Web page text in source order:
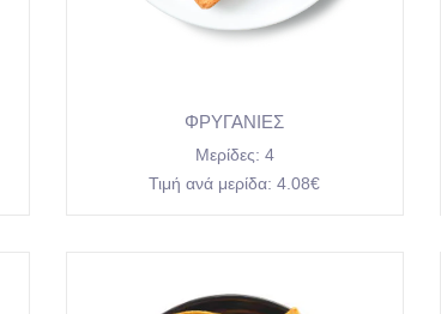
ΦΡΥΓΑΝΙΕΣ
Μερίδες: 4
Τιμή ανά μερίδα: 4.08€